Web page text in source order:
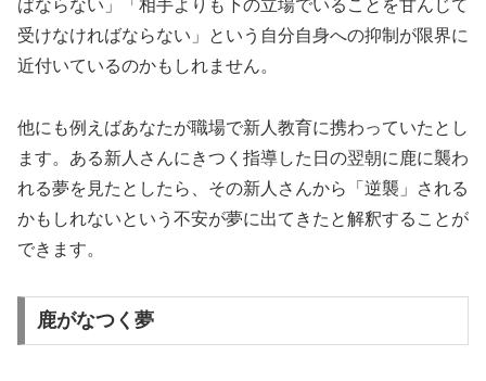
ばならない」「相手よりも下の立場でいることを甘んじて
受けなければならない」という自分自身への抑制が限界に
近付いているのかもしれません。
他にも例えばあなたが職場で新人教育に携わっていたとし
ます。ある新人さんにきつく指導した日の翌朝に鹿に襲わ
れる夢を見たとしたら、その新人さんから「逆襲」される
かもしれないという不安が夢に出てきたと解釈することが
できます。
鹿がなつく夢